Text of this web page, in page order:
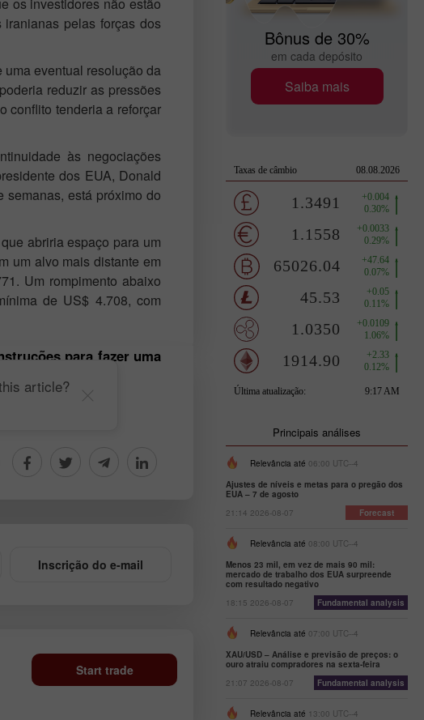
pelas forças dos
eventual resolução da
reduzir as pressões
conflito tenderia a reforçar
às negociações
dos EUA, Donald
está próximo do
abriria espaço para um
um alvo mais distante em
Um rompimento abaixo
de US$ 4.708, com
para fazer uma
article?
Inscrição do e-mail
Start trade
Bônus de 30%
em cada depósito
Saiba mais
Principais análises
Relevância até 06:00 UTC--4
Ajustes de níveis e metas para o pregão dos
EUA – 7 de agosto
21:14 2026-08-07
Forecast
Relevância até 08:00 UTC--4
Menos 23 mil, em vez de mais 90 mil:
mercado de trabalho dos EUA surpreende
com resultado negativo
18:15 2026-08-07
Fundamental analysis
Relevância até 07:00 UTC--4
XAU/USD – Análise e previsão de preços: o
ouro atraiu compradores na sexta-feira
21:07 2026-08-07
Fundamental analysis
Relevância até 13:00 UTC--4